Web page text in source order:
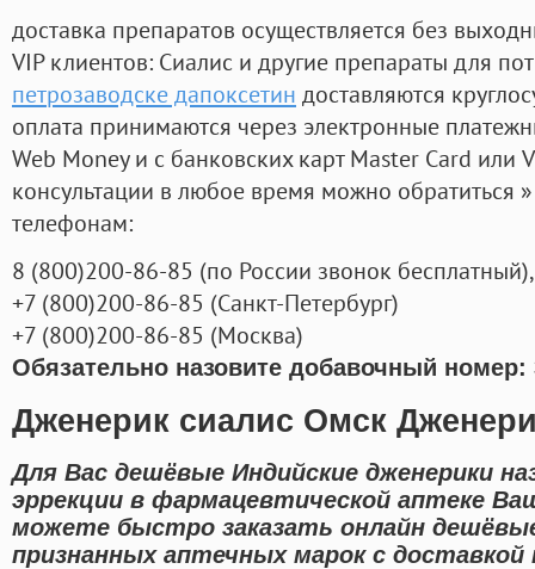
доставка препаратов осуществляется без
VIP клиентов: Сиалис и другие препараты для
петрозаводске дапоксетин доставляются
оплата принимаются через электронные
Web Money и с банковских карт Master Card или
консультации в любое время можно обратиться
телефонам:
8 (800)200-86-85 (по России звонок бесплатный),
+7 (800)200-86-85 (Санкт-Петербург)
+7 (800)200-86-85 (Москва)
Обязательно назовите добавочный номер:
Дженерик сиалис Омск
Для Вас дешёвые Индийские дженерики
эррекции в фармацевтической аптеке
можете быстро заказать онлайн
признанных аптечных марок с